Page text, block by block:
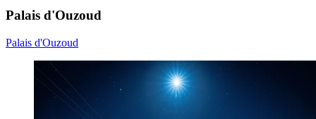
Palais d'Ouzoud
Palais d'Ouzoud